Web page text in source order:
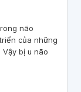
não
của những
bị u não